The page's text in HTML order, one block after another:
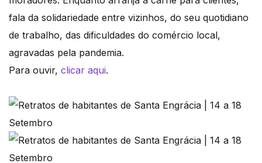
fala da solidariedade entre vizinhos, do seu quotidiano
de trabalho, das dificuldades do comércio local,
agravadas pela pandemia.
Para ouvir, clicar aqui.